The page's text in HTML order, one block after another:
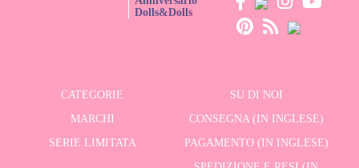
Dolls&Dolls
CATEGORIE
SU DI NOI
MARCHI
CONSEGNA (IN INGLESE)
SERIE LIMITATA
PAGAMENTO (IN INGLESE)